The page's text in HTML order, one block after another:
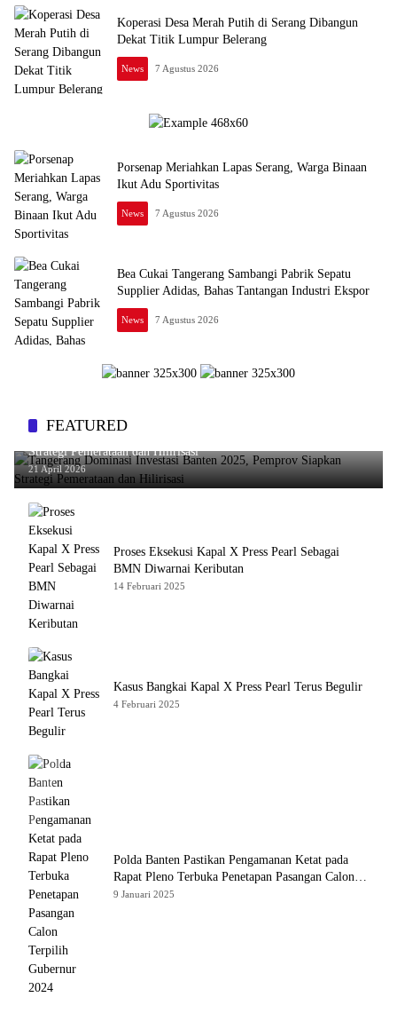
Koperasi Desa Merah Putih di Serang Dibangun
Dekat Titik Lumpur Belerang
News 7 Agustus 2026
Porsenap Meriahkan Lapas Serang, Warga Binaan
Ikut Adu Sportivitas
News 7 Agustus 2026
Bea Cukai Tangerang Sambangi Pabrik Sepatu
Supplier Adidas, Bahas Tantangan Industri Ekspor
News 7 Agustus 2026
FEATURED
Tangerang Dominasi Investasi Banten 2025, Pemprov Siapkan
Strategi Pemerataan dan Hilirisasi
21 April 2026
Proses Eksekusi Kapal X Press Pearl Sebagai
BMN Diwarnai Keributan
14 Februari 2025
Kasus Bangkai Kapal X Press Pearl Terus Begulir
4 Februari 2025
Polda Banten Pastikan Pengamanan Ketat pada
Rapat Pleno Terbuka Penetapan Pasangan Calon
Terpilih Gubernur 2024
9 Januari 2025